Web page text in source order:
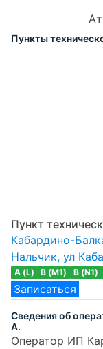
Пункты
Пункт
Кабардино-
Нальчик, ул
A (L) B (M1) B (N1)
Записаться
Сведения об
А.
Оператор ИП